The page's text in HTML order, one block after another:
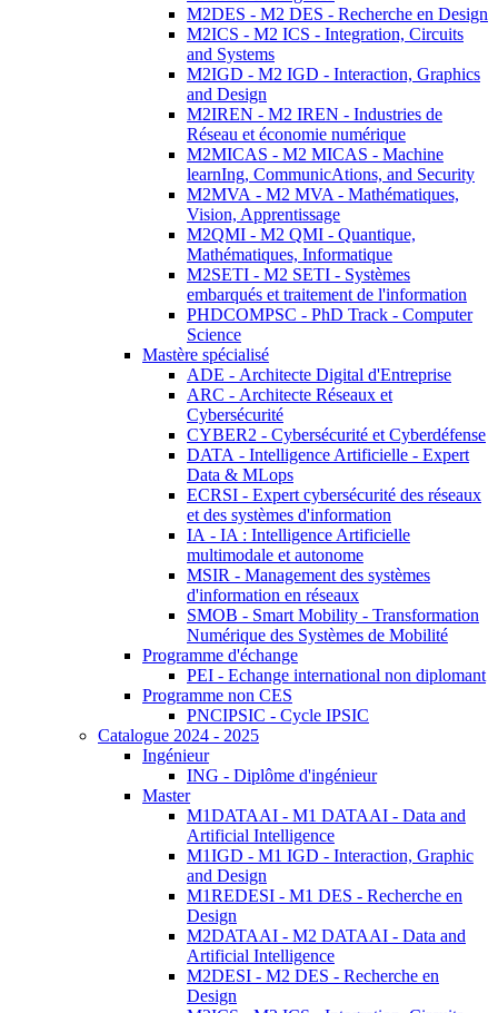
M2DES - M2 DES - Recherche en Design
M2ICS - M2 ICS - Integration, Circuits
and Systems
M2IGD - M2 IGD - Interaction, Graphics
and Design
M2IREN - M2 IREN - Industries de
Réseau et économie numérique
M2MICAS - M2 MICAS - Machine
learnIng, CommunicAtions, and Security
M2MVA - M2 MVA - Mathématiques,
Vision, Apprentissage
M2QMI - M2 QMI - Quantique,
Mathématiques, Informatique
M2SETI - M2 SETI - Systèmes
embarqués et traitement de l'information
PHDCOMPSC - PhD Track - Computer
Science
Mastère spécialisé
ADE - Architecte Digital d'Entreprise
ARC - Architecte Réseaux et
Cybersécurité
CYBER2 - Cybersécurité et Cyberdéfense
DATA - Intelligence Artificielle - Expert
Data & MLops
ECRSI - Expert cybersécurité des réseaux
et des systèmes d'information
IA - IA : Intelligence Artificielle
multimodale et autonome
MSIR - Management des systèmes
d'information en réseaux
SMOB - Smart Mobility - Transformation
Numérique des Systèmes de Mobilité
Programme d'échange
PEI - Echange international non diplomant
Programme non CES
PNCIPSIC - Cycle IPSIC
Catalogue 2024 - 2025
Ingénieur
ING - Diplôme d'ingénieur
Master
M1DATAAI - M1 DATAAI - Data and
Artificial Intelligence
M1IGD - M1 IGD - Interaction, Graphic
and Design
M1REDESI - M1 DES - Recherche en
Design
M2DATAAI - M2 DATAAI - Data and
Artificial Intelligence
M2DESI - M2 DES - Recherche en
Design